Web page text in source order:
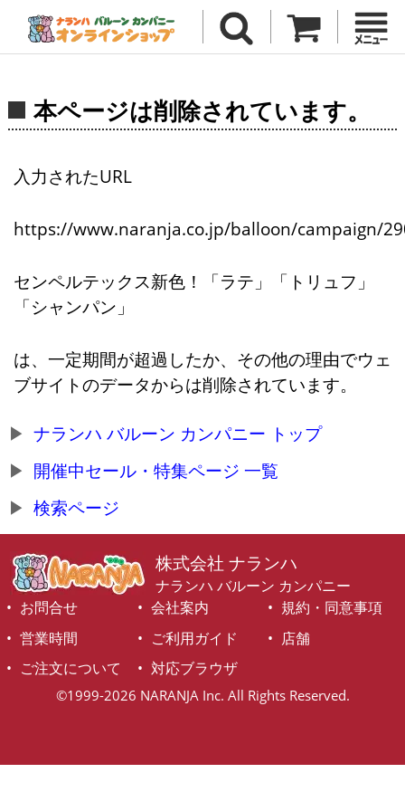
本ページは削除されています。
入力されたURL
https://www.naranja.co.jp/balloon/campaign/
センペルテックス新色！「ラテ」「トリュフ」
「シャンパン」
は、一定期間が超過したか、その他の理由でウェ
ブサイトのデータからは削除されています。
ナランハ バルーン カンパニー トップ
開催中セール・特集ページ 一覧
検索ページ
株式会社 ナランハ
ナランハ バルーン カンパニー
お問合せ
会社案内
規約・同意事項
営業時間
ご利用ガイド
店舗
ご注文について
対応ブラウザ
©1999-2026 NARANJA Inc. All Rights Reserved.